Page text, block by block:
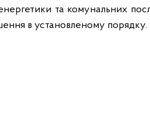
та комунальних
в установленому порядку.